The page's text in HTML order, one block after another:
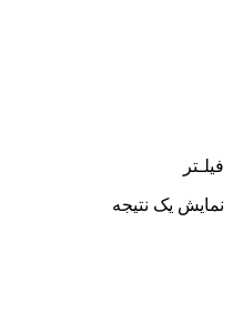
فیلـتر
نمایش یک نتیجه